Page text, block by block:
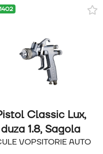
Classic Lux,
duza 1.8, Sagola
VOPSITORIE AUTO